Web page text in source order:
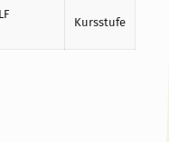
Kursstufe